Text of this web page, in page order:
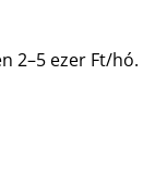
2–5 ezer Ft/hó.